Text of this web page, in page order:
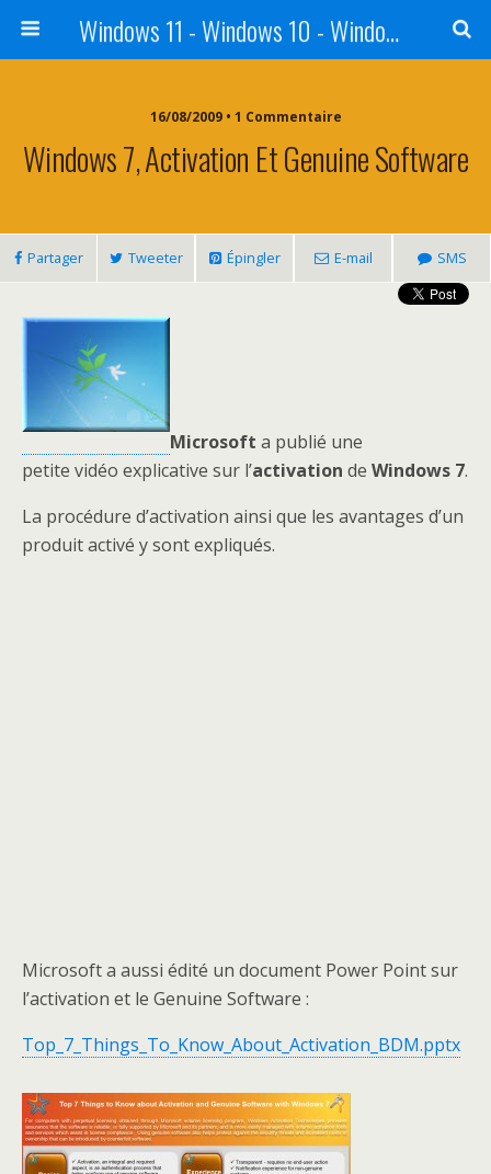
Windows 11 - Windows 10 - Windows 8 - Windows 7 - VISTA
16/08/2009 • 1 Commentaire
Windows 7, Activation Et Genuine Software
Partager Tweeter Épingler E-mail SMS
Microsoft a publié une
petite vidéo explicative sur l’activation de Windows 7.
La procédure d’activation ainsi que les avantages d’un
produit activé y sont expliqués.
Microsoft a aussi édité un document Power Point sur
l’activation et le Genuine Software :
Top_7_Things_To_Know_About_Activation_BDM.pptx